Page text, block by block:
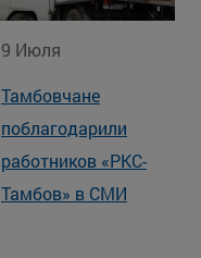
9 Июля
Тамбовчане
поблагодарили
работников «РКС-
Тамбов» в СМИ